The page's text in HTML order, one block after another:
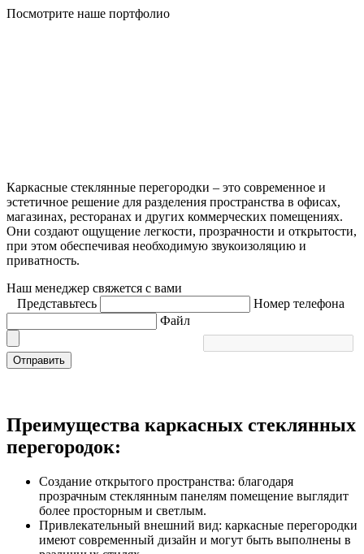
Посмотрите наше портфолио
Каркасные стеклянные перегородки – это современное и
эстетичное решение для разделения пространства в офисах,
магазинах, ресторанах и других коммерческих помещениях.
Они создают ощущение легкости, прозрачности и открытости,
при этом обеспечивая необходимую звукоизоляцию и
приватность.
Наш менеджер свяжется с вами
Представьтесь
Номер телефона
Файл
Отправить
Преимущества каркасных стеклянных
перегородок:
Создание открытого пространства: благодаря
прозрачным стеклянным панелям помещение выглядит
более просторным и светлым.
Привлекательный внешний вид: каркасные перегородки
имеют современный дизайн и могут быть выполнены в